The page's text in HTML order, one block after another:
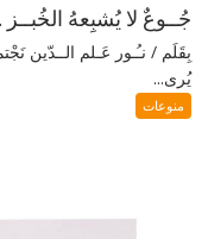
جُــوعٌ لا يُشبِعهُ الخُبــز
بِقَلَم / نـُـور عَـلم الــدّين
يُرى...
منوعات